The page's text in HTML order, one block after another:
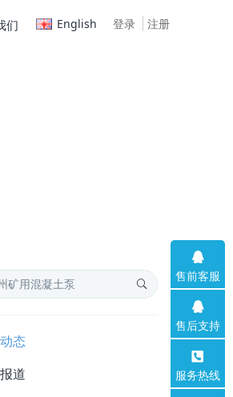
登录 注册
们 English
态
道
售前客服
售后支持
服务热线